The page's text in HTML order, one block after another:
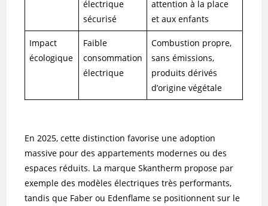
électrique
sécurisé
attention à la place
et aux enfants
Impact
écologique
Faible
consommation
électrique
Combustion propre,
sans émissions,
produits dérivés
d’origine végétale
En 2025, cette distinction favorise une adoption
massive pour des appartements modernes ou des
espaces réduits. La marque Skantherm propose par
exemple des modèles électriques très performants,
tandis que Faber ou Edenflame se positionnent sur le